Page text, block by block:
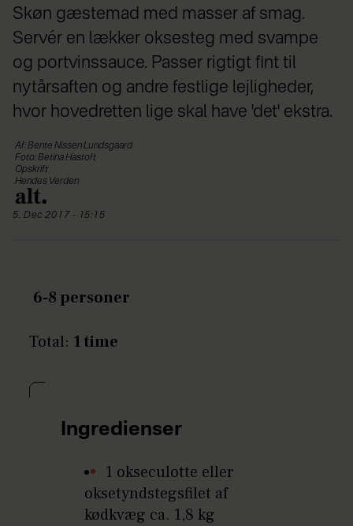
Skøn gæstemad med masser af smag.
Servér en lækker oksesteg med svampe
og portvinssauce. Passer rigtigt fint til
nytårsaften og andre festlige lejligheder,
hvor hovedretten lige skal have 'det' ekstra.
Af: Bente Nissen Lundsgaard
Foto: Betina Hastoft
Opskrift
Hendes Verden
5. Dec 2017 - 15:15
6-8 personer
Total: 1 time
Ingredienser
1 okseculotte eller
oksetyndstegsfilet af
kødkvæg ca. 1,8 kg